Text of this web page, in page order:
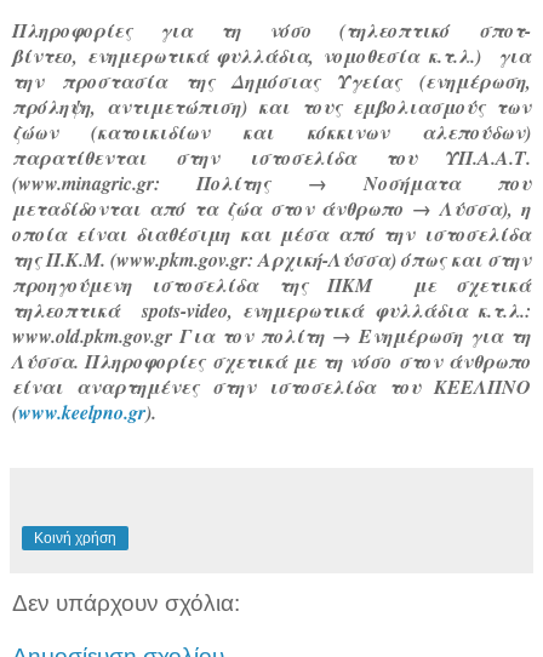
Πληροφορίες για τη νόσο (τηλεοπτικό σποτ-
βίντεο, ενημερωτικά φυλλάδια, νομοθεσία κ.τ.λ.) για
την προστασία της Δημόσιας Υγείας (ενημέρωση,
πρόληψη, αντιμετώπιση) και τους εμβολιασμούς των
ζώων (κατοικιδίων και κόκκινων αλεπούδων)
παρατίθενται στην ιστοσελίδα του ΥΠ.Α.Α.Τ.
(www.minagric.gr: Πολίτης → Νοσήματα που
μεταδίδονται από τα ζώα στον άνθρωπο → Λύσσα), η
οποία είναι διαθέσιμη και μέσα από την ιστοσελίδα
της Π.Κ.Μ. (www.pkm.gov.gr: Αρχική-Λύσσα) όπως και στην
προηγούμενη ιστοσελίδα της ΠΚΜ
με σχετικά
τηλεοπτικά
spots-video, ενημερωτικά φυλλάδια κ.τ.λ.:
www.old.pkm.gov.gr Για τον πολίτη → Ενημέρωση για τη
Λύσσα. Πληροφορίες σχετικά με τη νόσο στον άνθρωπο
είναι αναρτημένες στην ιστοσελίδα του ΚΕΕΛΠΝΟ
(www.keelpno.gr).
Κοινή χρήση
Δεν υπάρχουν σχόλια: